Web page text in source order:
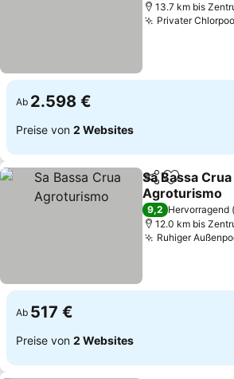
13.7 km bis
Privater
Ab 2.598 €
Preise von 2 Websites
TeilenZu
Sa Bassa Crua
Agroturismo
9,2 Hervorragend
12.0 km bis
Ruhiger
Ab 517 €
Preise von 2 Websites